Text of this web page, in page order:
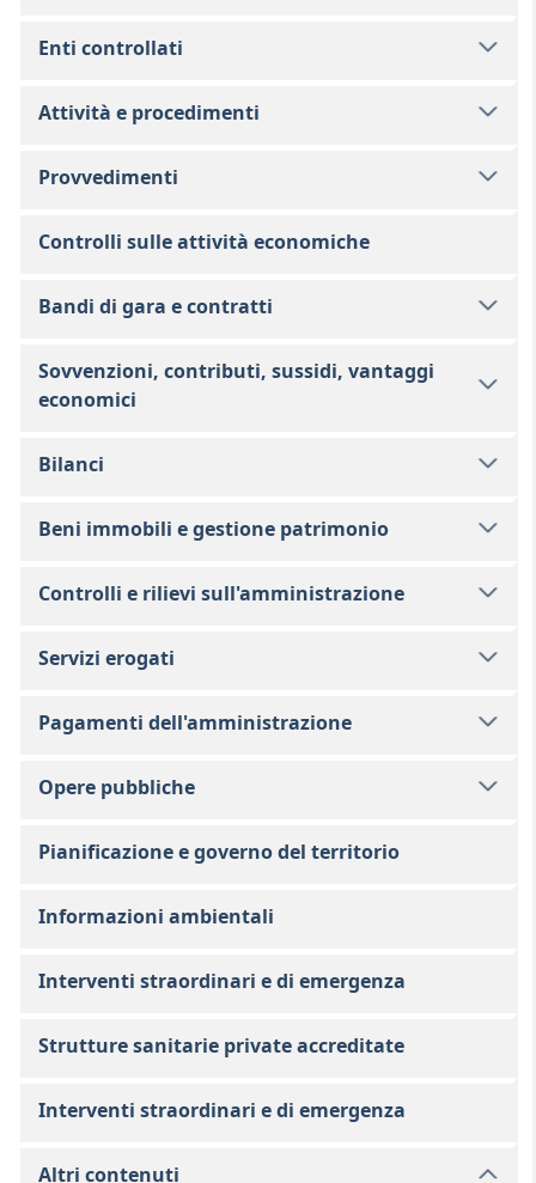
Enti controllati
Attività e procedimenti
Provvedimenti
Controlli sulle attività economiche
Bandi di gara e contratti
Sovvenzioni, contributi, sussidi, vantaggi
economici
Bilanci
Beni immobili e gestione patrimonio
Controlli e rilievi sull'amministrazione
Servizi erogati
Pagamenti dell'amministrazione
Opere pubbliche
Pianificazione e governo del territorio
Informazioni ambientali
Interventi straordinari e di emergenza
Strutture sanitarie private accreditate
Interventi straordinari e di emergenza
Altri contenuti